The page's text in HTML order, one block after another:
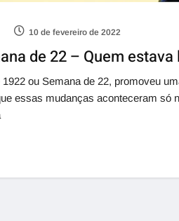
10 de fevereiro de 2022
de 22 – Quem estava
ou Semana de 22, promoveu
essas mudanças aconteceram só